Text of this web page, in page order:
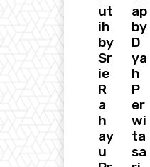
ut
ih
by
Sr
ie
R
a
h
ay
u
ap
by
D
ya
h
P
er
wi
ta
sa